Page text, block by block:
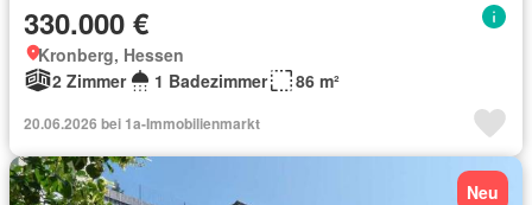
330.000 €
Kronberg, Hessen
2 Zimmer
1 Badezimmer 86 m²
20.06.2026 bei 1a-Immobilienmarkt
Neu